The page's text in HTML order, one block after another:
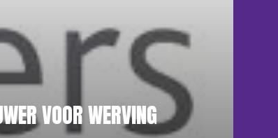
VOOR WERVING